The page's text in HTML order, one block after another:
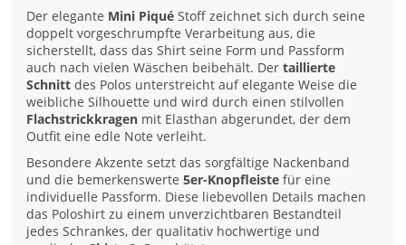
Der elegante Mini Piqué Stoff zeichnet sich durch seine
doppelt vorgeschrumpfte Verarbeitung aus, die
sicherstellt, dass das Shirt seine Form und Passform
auch nach vielen Wäschen beibehält. Dertaillierte
Schnitt des Polos unterstreicht auf elegante Weise die
weibliche Silhouette und wird durch einen stilvollen
Flachstrickkragen mit Elasthan abgerundet, der dem
Outfit eine edle Note verleiht.
Besondere Akzente setzt das sorgfältige Nackenband
und die bemerkenswerte5er-Knopfleiste für eine
individuelle Passform. Diese liebevollen Details machen
das Poloshirt zu einem unverzichtbaren Bestandteil
jedes Schrankes, der qualitativ hochwertige und